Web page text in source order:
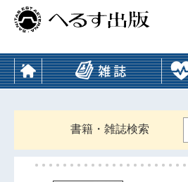
書籍・雑誌検索